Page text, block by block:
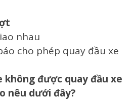
nhau
cho phép quay đầu xe
không được quay đầu xe
nêu dưới đây?